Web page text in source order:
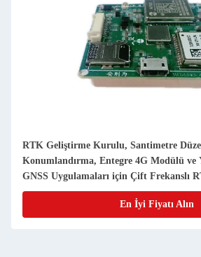
RTK Geliştirme Kurulu, Santimetre
Konumlandırma, Entegre 4G Modülü ve
GNSS Uygulamaları için Çift Frekanslı
En İyi Fiyatı Alın